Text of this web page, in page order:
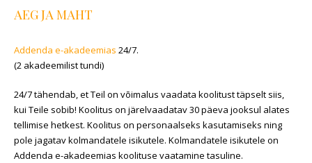
AEG JA MAHT
Addenda e-akadeemias 24/7.
(2 akadeemilist tundi)
24/7 tähendab, et Teil on võimalus vaadata koolitust täpselt siis,
kui Teile sobib! Koolitus on järelvaadatav 30 päeva jooksul alates
tellimise hetkest. Koolitus on personaalseks kasutamiseks ning
pole jagatav kolmandatele isikutele. Kolmandatele isikutele on
Addenda e-akadeemias koolituse vaatamine tasuline.